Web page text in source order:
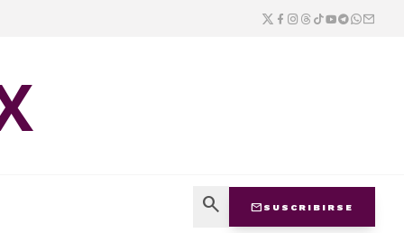
search mail SUSCRIBIRSE